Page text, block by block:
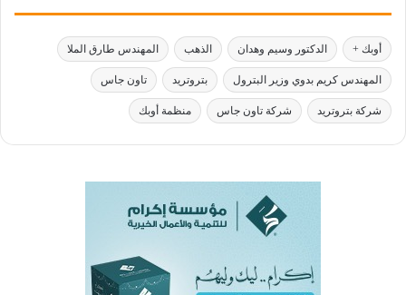
أوبك + الدكتور وسيم وهدان الذهب المهندس طارق الملا
المهندس كريم بدوي وزير البترول بتروتريد تاون جاس
شركة بتروتريد شركة تاون جاس منظمة أوبك